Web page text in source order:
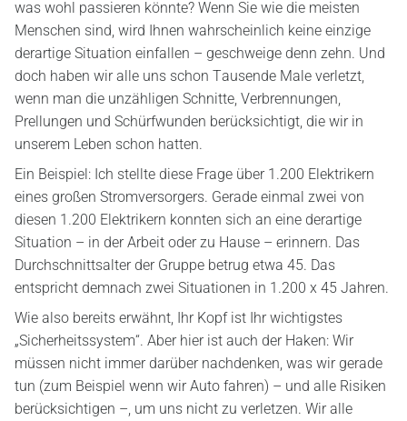
was wohl passieren könnte? Wenn Sie wie die meisten
Menschen sind, wird Ihnen wahrscheinlich keine einzige
derartige Situation einfallen – geschweige denn zehn. Und
doch haben wir alle uns schon Tausende Male verletzt,
wenn man die unzähligen Schnitte, Verbrennungen,
Prellungen und Schürfwunden berücksichtigt, die wir in
unserem Leben schon hatten.
Ein Beispiel: Ich stellte diese Frage über 1.200 Elektrikern
eines großen Stromversorgers. Gerade einmal zwei von
diesen 1.200 Elektrikern konnten sich an eine derartige
Situation – in der Arbeit oder zu Hause – erinnern. Das
Durchschnittsalter der Gruppe betrug etwa 45. Das
entspricht demnach zwei Situationen in 1.200 x 45 Jahren.
Wie also bereits erwähnt, Ihr Kopf ist Ihr wichtigstes
„Sicherheitssystem“. Aber hier ist auch der Haken: Wir
müssen nicht immer darüber nachdenken, was wir gerade
tun (zum Beispiel wenn wir Auto fahren) – und alle Risiken
berücksichtigen –, um uns nicht zu verletzen. Wir alle